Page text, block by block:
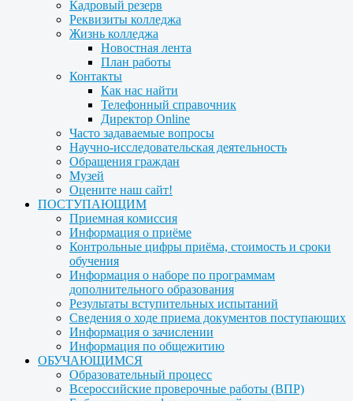
Кадровый резерв
Реквизиты колледжа
Жизнь колледжа
Новостная лента
План работы
Контакты
Как нас найти
Телефонный справочник
Директор Online
Часто задаваемые вопросы
Научно-исследовательская деятельность
Обращения граждан
Музей
Оцените наш сайт!
ПОСТУПАЮЩИМ
Приемная комиссия
Информация о приёме
Контрольные цифры приёма, стоимость и сроки
обучения
Информация о наборе по программам
дополнительного образования
Результаты вступительных испытаний
Сведения о ходе приема документов поступающих
Информация о зачислении
Информация по общежитию
ОБУЧАЮЩИМСЯ
Образовательный процесс
Всероссийские проверочные работы (ВПР)